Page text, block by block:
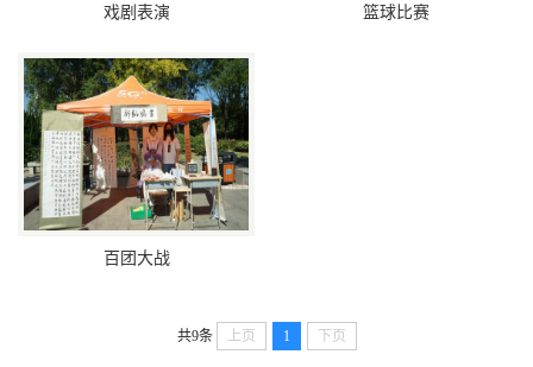
戏剧表演 篮球比赛
百团大战
共9条 上页 1 下页